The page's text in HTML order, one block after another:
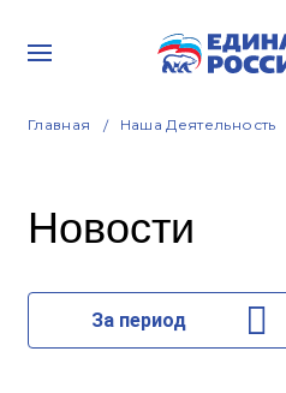
Главная Наша Деятельность
Новости
За период